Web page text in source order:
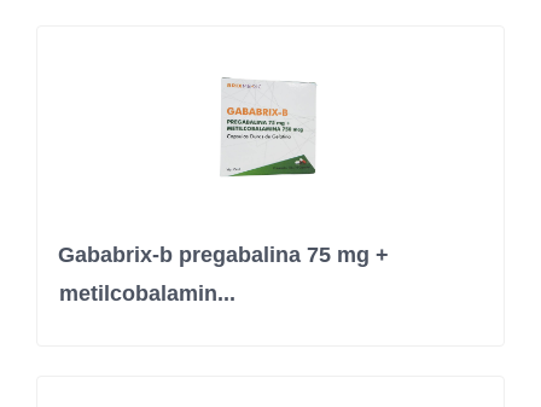
Gababrix-b pregabalina 75 mg +
metilcobalamin...